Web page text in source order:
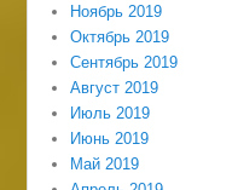
Ноябрь 2019
Октябрь 2019
Сентябрь 2019
Август 2019
Июль 2019
Июнь 2019
Май 2019